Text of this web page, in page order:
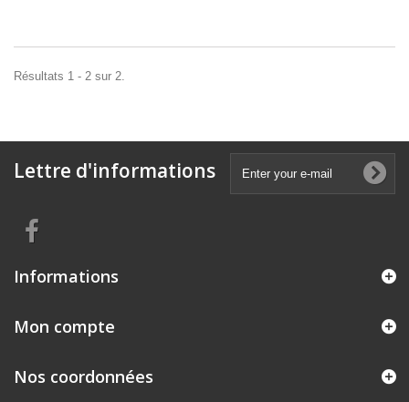
Résultats 1 - 2 sur 2.
Lettre d'informations
Informations
Mon compte
Nos coordonnées